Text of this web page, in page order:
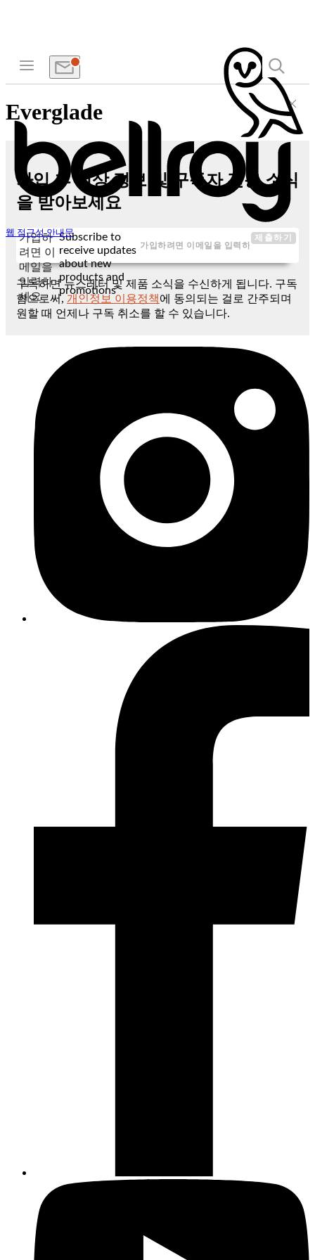
웹 접근성 안내문
Everglade
가입 후 신상 정보 및 구독자 전용 소식
을 받아보세요
가입하
려면 이
메일을
입력하
세요
Subscribe to
receive updates
about new
products and
promotions
제출하기
구독하면 뉴스레터 및 제품 소식을 수신하게 됩니다. 구독
함으로써, 개인정보 이용정책에 동의되는 걸로 간주되며
원할 때 언제나 구독 취소를 할 수 있습니다.